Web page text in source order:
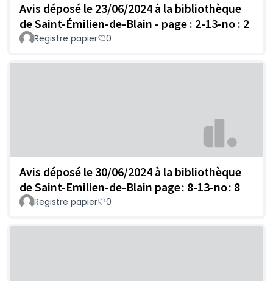
Avis déposé le 23/06/2024 à la bibliothèque
de Saint-Émilien-de-Blain - page : 2-13-no : 2
Registre papier 0
Avis déposé le 30/06/2024 à la bibliothèque
de Saint-Emilien-de-Blain page : 8-13-no : 8
Registre papier 0